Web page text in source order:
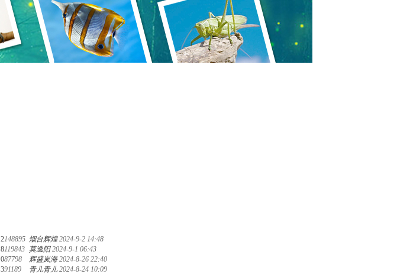
2148895 烟台辉煌 2024-9-2 14:48
8119843 莫逸阳 2024-9-1 06:43
087798 辉盛岚海 2024-8-26 22:40
391189 青儿青儿 2024-8-24 10:09